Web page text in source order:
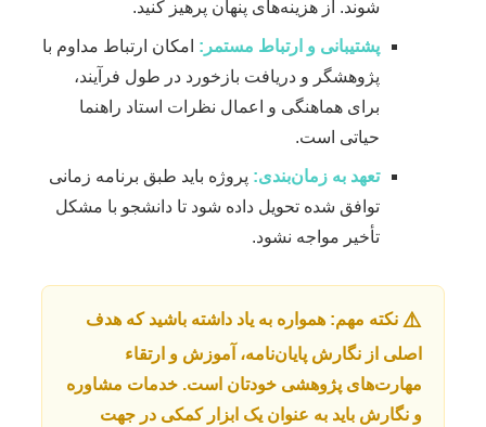
شوند. از هزینه‌های پنهان پرهیز کنید.
پشتیبانی و ارتباط مستمر: امکان ارتباط مداوم با
پژوهشگر و دریافت بازخورد در طول فرآیند،
برای هماهنگی و اعمال نظرات استاد راهنما
حیاتی است.
تعهد به زمان‌بندی: پروژه باید طبق برنامه زمانی
توافق شده تحویل داده شود تا دانشجو با مشکل
تأخیر مواجه نشود.
⚠️ نکته مهم: همواره به یاد داشته باشید که هدف
اصلی از نگارش پایان‌نامه، آموزش و ارتقاء
مهارت‌های پژوهشی خودتان است. خدمات مشاوره
و نگارش باید به عنوان یک ابزار کمکی در جهت